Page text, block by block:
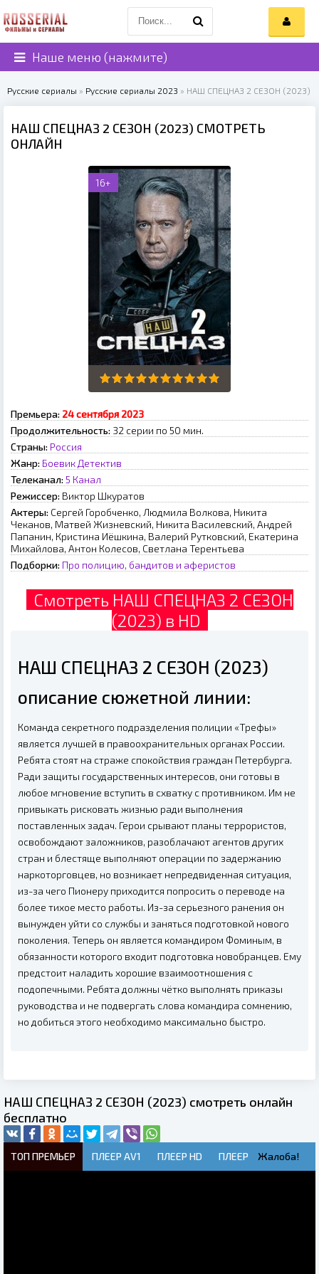
Наше меню (нажмите)
Русские сериалы » Русские сериалы 2023 » НАШ СПЕЦНАЗ 2 СЕЗОН (2023)
НАШ СПЕЦНАЗ 2 СЕЗОН (2023) СМОТРЕТЬ
ОНЛАЙН
16+
Премьера: 24 сентября 2023
Продолжительность: 32 серии по 50 мин.
Страны: Россия
Жанр: Боевик Детектив
Телеканал: 5 Канал
Режиссер: Виктор Шкуратов
Актеры: Сергей Горобченко, Людмила Волкова, Никита
Чеканов, Матвей Жизневский, Никита Василевский, Андрей
Папанин, Кристина Иёшкина, Валерий Рутковский, Екатерина
Михайлова, Антон Колесов, Светлана Терентьева
Подборки: Про полицию, бандитов и аферистов
Смотреть НАШ СПЕЦНАЗ 2 СЕЗОН
(2023) в HD
НАШ СПЕЦНАЗ 2 СЕЗОН (2023)
описание сюжетной линии:
Команда секретного подразделения полиции «Трефы»
является лучшей в правоохранительных органах России.
Ребята стоят на страже спокойствия граждан Петербурга.
Ради защиты государственных интересов, они готовы в
любое мгновение вступить в схватку с противником. Им не
привыкать рисковать жизнью ради выполнения
поставленных задач. Герои срывают планы террористов,
освобождают заложников, разоблачают агентов других
стран и блестяще выполняют операции по задержанию
наркоторговцев, но возникает непредвиденная ситуация,
из-за чего Пионеру приходится попросить о переводе на
более тихое место работы. Из-за серьезного ранения он
вынужден уйти со службы и заняться подготовкой нового
поколения. Теперь он является командиром Фоминым, в
обязанности которого входит подготовка новобранцев. Ему
предстоит наладить хорошие взаимоотношения с
подопечными. Ребята должны чётко выполнять приказы
руководства и не подвергать слова командира сомнению,
но добиться этого необходимо максимально быстро.
НАШ СПЕЦНАЗ 2 СЕЗОН (2023) смотреть онлайн
бесплатно
ТОП ПРЕМЬЕР ПЛЕЕР AV1 ПЛЕЕР HD ПЛЕЕР Жалоба!